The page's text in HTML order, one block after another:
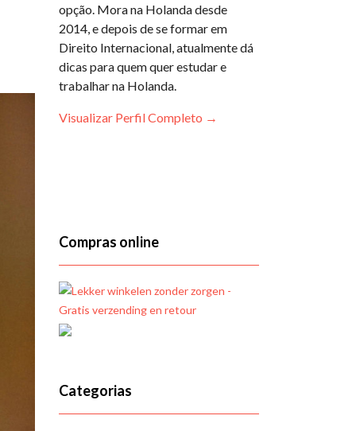
opção. Mora na Holanda desde
2014, e depois de se formar em
Direito Internacional, atualmente dá
dicas para quem quer estudar e
trabalhar na Holanda.
Visualizar Perfil Completo →
Compras online
Categorias